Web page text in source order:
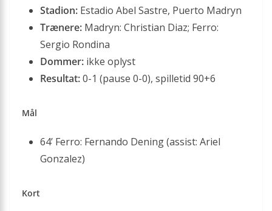
Stadion: Estadio Abel Sastre, Puerto Madryn
Trænere: Madryn: Christian Diaz; Ferro:
Sergio Rondina
Dommer: ikke oplyst
Resultat:0-1 (pause 0-0), spilletid 90+6
Mål
64’ Ferro: Fernando Dening (assist: Ariel
Gonzalez)
Kort